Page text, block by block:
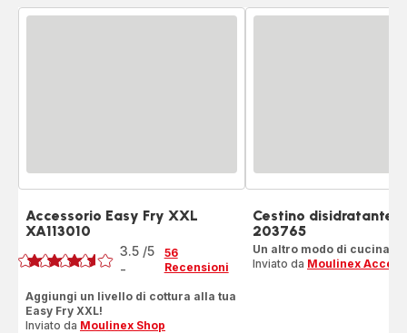
Accessorio Easy Fry XXL
XA113010
Voto
3.5 /5
-
56
Recensioni
Aggiungi un livello di cottura alla tua
Easy Fry XXL!
Inviato da Moulinex Shop
Cestino disidratante
203765
Un altro modo di cucinare
Inviato da Moulinex